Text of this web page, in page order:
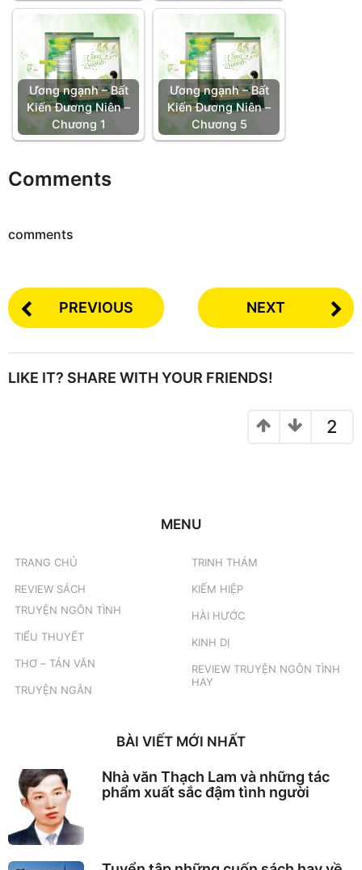
Ương ngạnh – Bất
Kiến Đương Niên –
Chương 1
Ương ngạnh – Bất
Kiến Đương Niên –
Chương 5
Comments
comments
PREVIOUS NEXT
LIKE IT? SHARE WITH YOUR FRIENDS!
2
MENU
TRANG CHỦ
REVIEW SÁCH
TRUYỆN NGÔN TÌNH
TIỂU THUYẾT
THƠ – TẢN VĂN
TRUYỆN NGẮN
TRINH THÁM
KIẾM HIỆP
HÀI HƯỚC
KINH DỊ
REVIEW TRUYỆN NGÔN TÌNH
HAY
BÀI VIẾT MỚI NHẤT
Nhà văn Thạch Lam và những tác
phẩm xuất sắc đậm tình người